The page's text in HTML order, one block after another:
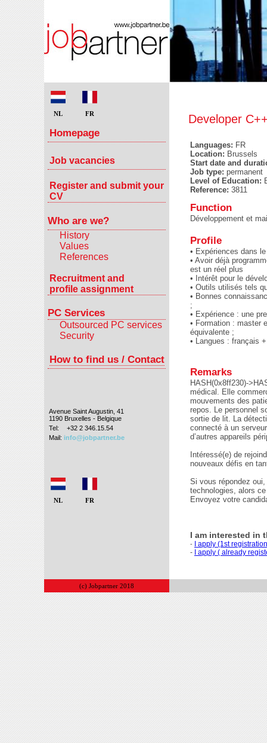
NL FR
Homepage
Job vacancies
Register and submit your
CV
Who are we?
History
Values
References
Recruitment and
profile assignment
PC Services
Outsourced PC services
Security
How to find us / Contact
Avenue Saint Augustin, 41
1190 Bruxelles - Belgique
Tel:
+32 2 346.15.54
Mail: info@jobpartner.be
NL FR
Developer
Languages: FR
Location: Brussels
Start date and
Job type: permanent
Level of Education:
Reference: 3811
Function
Développement et
Profile
• Expériences dans
• Avoir déjà
est un réel plus
• Intérêt pour le
• Outils utilisés tels
• Bonnes
;
• Expérience : une
• Formation : master
équivalente ;
• Langues : français
Remarks
HASH(0x8ff230)-
médical. Elle
mouvements des
repos. Le personnel
sortie de lit. La
connecté à un
d’autres appareils
Intéressé(e) de
nouveaux défis en
Si vous répondez
technologies, alors
Envoyez votre
I am interested in
-
I apply (1st
-
I apply ( already
(c) Jobpartner 2018